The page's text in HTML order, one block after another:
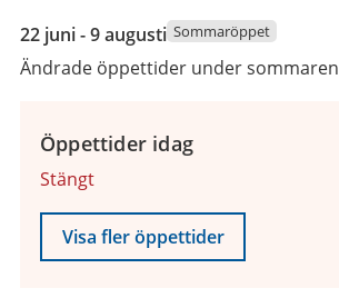
22
juni
2026
augusti
2026
22 juni - 9 augusti Sommaröppet
Ändrade öppettider under sommaren
Öppettider idag
Stängt
Visa fler öppettider